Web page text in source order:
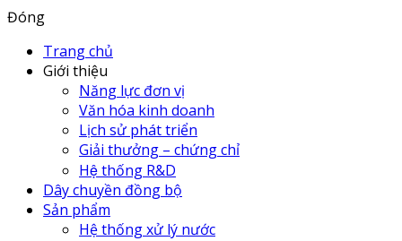
Đóng
Trang chủ
Giới thiệu
Năng lực đơn vị
Văn hóa kinh doanh
Lịch sử phát triển
Giải thưởng – chứng chỉ
Hệ thống R&D
Dây chuyền đồng bộ
Sản phẩm
Hệ thống xử lý nước